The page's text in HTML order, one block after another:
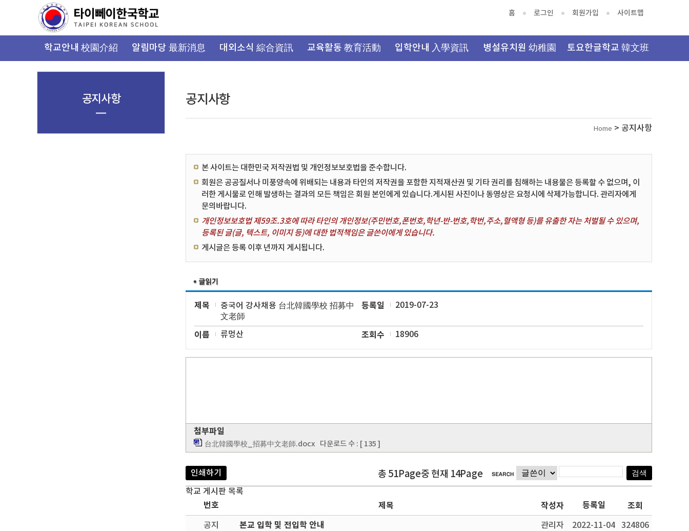
뉴
홈 로그인 회원가입 사이트맵
학교안내 校園介紹 알림마당 最新消息 대외소식 綜合資訊 교육활동 教育活動 입학안내 入學資訊 병설유치원 幼稚園 토요한글학교 韓文班
공지사항
Home > 공지사항
본 사이트는 대한민국 저작권법 및 개인정보보호법을 준수합니다.
회원은 공공질서나 미풍양속에 위배되는 내용과 타인의 저작권을 포함한 지적재산권 및 기타 권리를 침해하는 내용물은 등록할 수 없으며, 이
러한 게시물로 인해 발생하는 결과의 모든 책임은 회원 본인에게 있습니다.게시된 사진이나 동영상은 요청시에 삭제가능합니다. 관리자에게
문의바랍니다.
개인정보보호법 제59조.3호에 따라 타인의 개인정보(주민번호,폰번호,학년-반-번호,학번,주소,혈액형 등)를 유출한 자는 처벌될 수 있으며,
등록된 글(글, 텍스트, 이미지 등)에 대한 법적책임은 글쓴이에게 있습니다.
게시글은 등록 이후 년까지 게시됩니다.
제목
중국어 강사채용 台北韓國學校 招募中
文老師
등록일 2019-07-23
이름 류멍산 조회수 18906
첨부파일
台北韓國學校_招募中文老師.docx 다운로드 수 : [ 135 ]
인쇄하기 총 51Page중 현재 14Page
학교 게시판 목록
번호 제목 작성자 등록일 조회
공지 본교 입학 및 전입학 안내 관리자 2022-11-04 324806
공지사항